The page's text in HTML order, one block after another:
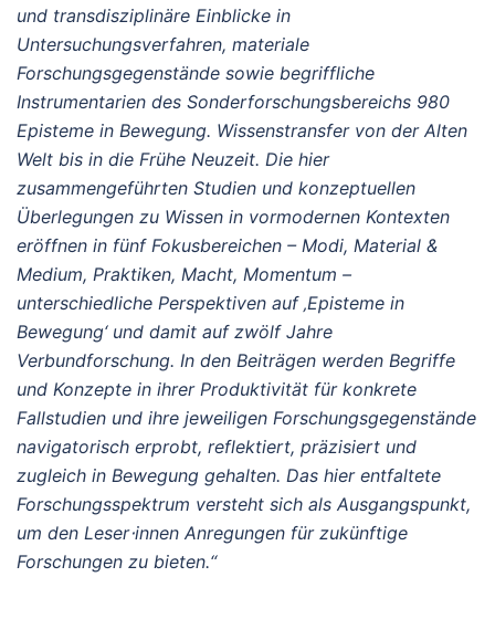
und transdisziplinäre Einblicke in
Untersuchungsverfahren, materiale
Forschungsgegenstände sowie begriffliche
Instrumentarien des Sonderforschungsbereichs 980
Episteme in Bewegung. Wissenstransfer von der Alten
Welt bis in die Frühe Neuzeit. Die hier
zusammengeführten Studien und konzeptuellen
Überlegungen zu Wissen in vormodernen Kontexten
eröffnen in fünf Fokusbereichen – Modi, Material &
Medium, Praktiken, Macht, Momentum –
unterschiedliche Perspektiven auf ‚Episteme in
Bewegung‘ und damit auf zwölf Jahre
Verbundforschung. In den Beiträgen werden Begriffe
und Konzepte in ihrer Produktivität für konkrete
Fallstudien und ihre jeweiligen Forschungsgegenstände
navigatorisch erprobt, reflektiert, präzisiert und
zugleich in Bewegung gehalten. Das hier entfaltete
Forschungsspektrum versteht sich als Ausgangspunkt,
um den Leser⋅innen Anregungen für zukünftige
Forschungen zu bieten.“